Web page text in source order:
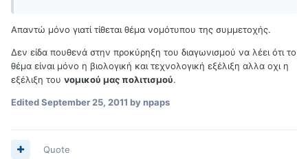
Απαντώ μόνο γιατί τίθεται θέμα νομότυπου της συμμετοχής.
Δεν είδα πουθενά στην προκύρηξη του διαγωνισμού να λέει ότι το
θέμα είναι μόνο η βιολογική και τεχνολογική εξέλιξη αλλα οχι η
εξέλιξη του νομικού μας πολιτισμού.
EditedSeptember 25, 2011 by npaps
Quote